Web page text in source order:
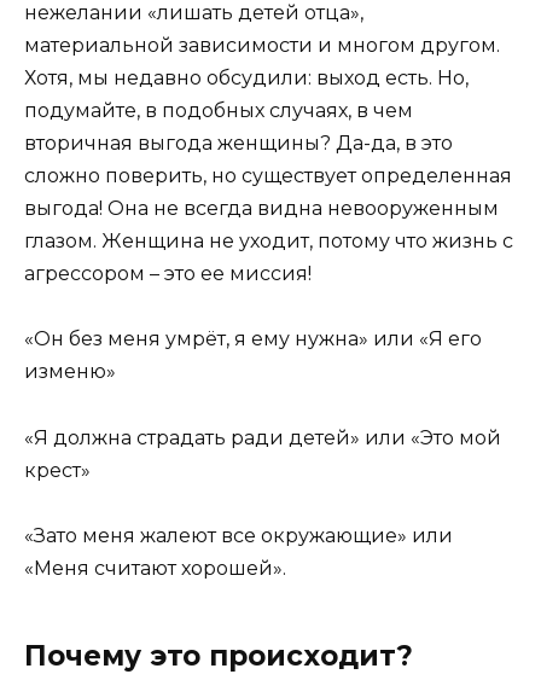
нежелании «лишать детей отца»,
материальной зависимости и многом другом.
Хотя, мы недавно обсудили: выход есть. Но,
подумайте, в подобных случаях, в чем
вторичная выгода женщины? Да-да, в это
сложно поверить, но существует определенная
выгода! Она не всегда видна невооруженным
глазом. Женщина не уходит, потому что жизнь с
агрессором – это ее миссия!
«Он без меня умрёт, я ему нужна» или «Я его
изменю»
«Я должна страдать ради детей» или «Это мой
крест»
«Зато меня жалеют все окружающие» или
«Меня считают хорошей».
Почему это происходит?